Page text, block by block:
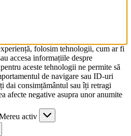
folosim tehnologii, cum ar fi
accesa informațiile despre
aceste tehnologii ne permite să
de navigare sau ID-uri
dai consimțământul sau îți retragi
afecte negative asupra unor anumite
activ